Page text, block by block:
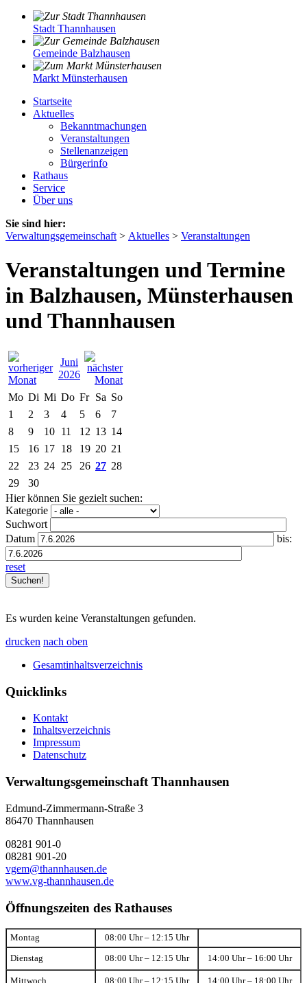
Stadt Thannhausen
Gemeinde Balzhausen
Markt Münsterhausen
Startseite
Aktuelles
Bekanntmachungen
Veranstaltungen
Stellenanzeigen
Bürgerinfo
Rathaus
Service
Über uns
Sie sind hier:
Verwaltungsgemeinschaft > Aktuelles > Veranstaltungen
Veranstaltungen und Termine
in Balzhausen, Münsterhausen
und Thannhausen
Juni
2026
Mo Di Mi Do Fr Sa So
1
2 3 4 5 6
7
8
9 10 11 12 13 14
15
16 17 18 19 20 21
22
23 24 25 26 27 28
29
30
Hier können Sie gezielt suchen:
Kategorie
Suchwort
Datum
bis:
reset
Es wurden keine Veranstaltungen gefunden.
drucken nach oben
Gesamtinhaltsverzeichnis
Quicklinks
Kontakt
Inhaltsverzeichnis
Impressum
Datenschutz
Verwaltungsgemeinschaft Thannhausen
Edmund-Zimmermann-Straße 3
86470 Thannhausen
08281 901-0
08281 901-20
vgem@thannhausen.de
www.vg-thannhausen.de
Öffnungszeiten des Rathauses
Montag 08:00 Uhr – 12:15 Uhr
Dienstag 08:00 Uhr – 12:15 Uhr 14:00 Uhr – 16:00 Uhr